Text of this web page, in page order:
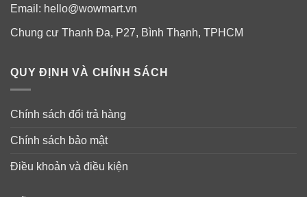
Email: hello@wowmart.vn
Chung cư Thanh Đa, P27, Bình Thạnh, TPHCM
QUY ĐỊNH VÀ CHÍNH SÁCH
Chính sách đổi trả hàng
Chính sách bảo mật
Điều khoản và điều kiện